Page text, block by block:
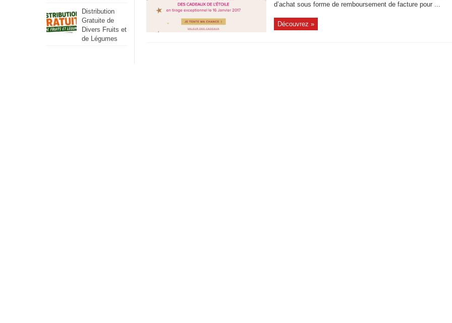
d’achat sous forme de remboursement de facture pour ...
Découvrez »
Distribution
Gratuite de
Divers Fruits et
de Légumes